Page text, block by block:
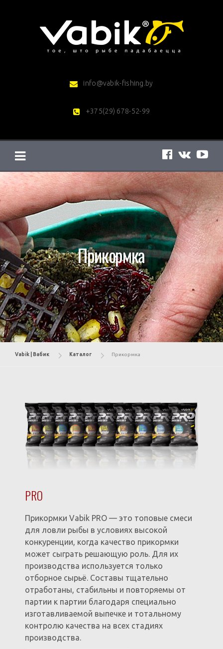
info@vabik-fishing.by
+375(29) 678-52-99
Прикормка
Vabik | Вабик Каталог Прикормка
PRO
Прикормки Vabik PRO — это топовые смеси
для ловли рыбы в условиях высокой
конкуренции, когда качество прикормки
может сыграть решающую роль. Для их
производства используется только
отборное сырьё. Составы тщательно
отработаны, стабильны и повторяемы от
партии к партии благодаря специально
изготавливаемой выпечке и тотальному
контролю качества на всех стадиях
производства.